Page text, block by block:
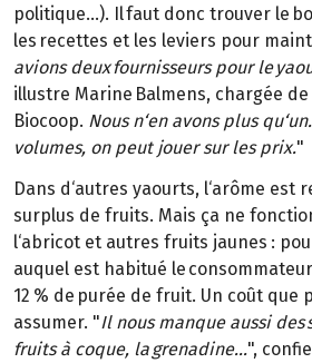
politique…). Il faut donc trouver le
les recettes et les leviers pour
avions deux fournisseurs pour le
illustre Marine Balmens, chargée
Biocoop. Nous n‘en avons plus
volumes, on peut jouersur les prix."
Dans d‘autres yaourts, l‘arôme est
surplus de fruits. Mais ça ne
l‘abricot et autres fruits jaunes :
auquel est habitué le
12 % de purée de fruit. Un coût que
assumer. "Il nous manque aussi
fruits à coque, la grenadine...",